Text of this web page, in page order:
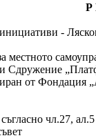
Р
-
местното
Сдружение
от Фондация
чл.27,